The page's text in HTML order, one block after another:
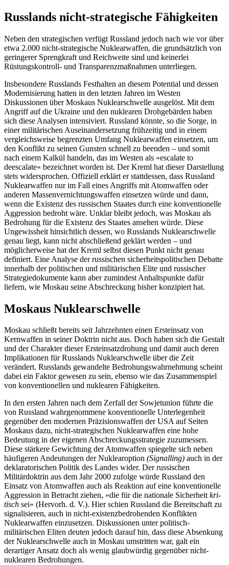
Russlands nicht-strategische Fähigkeiten
Neben den strategischen verfügt Russland jedoch nach wie vor über
etwa 2.000 nicht-strategische Nuklearwaffen, die grundsätzlich von
geringerer Sprengkraft und Reich­weite sind und kei­nerlei
Rüstungskontroll- und Transparenzmaßnahmen unterliegen.
Insbesondere Russlands Festhalten an diesem Potential und dessen
Modernisierung hatten in den letzten Jahren im Wes­ten
Diskussionen über Moskaus Nuklearschwelle ausgelöst. Mit dem
Angriff auf die Ukraine und den nuklearen Drohgebärden haben
sich diese Analysen intensiviert. Russ­land könnte, so die Sorge, in
einer mili­tärischen Auseinandersetzung frühzeitig und in einem
vergleichsweise begrenzten Umfang Nuklearwaffen einsetzen, um
den Konflikt zu seinen Gunsten schnell zu be­enden – und somit
nach einem Kalkül handeln, das im Westen als »escalate to
deescalate« bezeichnet worden ist. Der Kreml hat dieser Darstellung
stets widersprochen. Offiziell erklärt er stattdessen, dass Russland
Nuklearwaffen nur im Fall eines Angriffs mit Atomwaffen oder
ande­ren Massenvernichtungswaffen einsetzen würde und dann,
wenn die Existenz des russischen Staates durch eine konventionelle
Aggression bedroht wäre. Unklar bleibt jedoch, was Moskau als
Bedrohung für die Existenz des Staates ansehen würde. Diese
Ungewissheit hinsichtlich dessen, wo Russ­lands Nuklearschwelle
genau liegt, kann nicht abschließend geklärt werden – und
möglicherweise hat der Kreml selbst diesen Punkt nicht genau
definiert. Eine Analyse der russischen sicherheitspolitischen De­batte
innerhalb der politischen und militä­rischen Elite und russischer
Strategiedoku­mente kann aber zumindest Anhaltspunkte dafür
liefern, wie Moskau seine Abschreckung bisher konzipiert hat.
Moskaus Nuklearschwelle
Moskau schließt bereits seit Jahrzehnten einen Ersteinsatz von
Kernwaffen in seiner Doktrin nicht aus. Doch haben sich die Ge­stalt
und der Charakter dieser Ersteinsatzdrohung und damit auch deren
Implikationen für Russlands Nuklearschwelle über die Zeit
verändert. Russlands gewandelte Be­drohungswahrnehmung scheint
dabei ein Faktor gewesen zu sein, ebenso wie das Zusammenspiel
von konventionellen und nuklearen Fähigkeiten.
In den ersten Jahren nach dem Zerfall der Sowjetunion führte die
von Russland wahrgenommene konventionelle Unter­legenheit
gegenüber den modernen Präzi­sionswaffen der USA auf Seiten
Moskaus dazu, nicht-strategischen Nuklearwaffen eine hohe
Bedeutung in der eigenen Ab­schreckungsstrategie zuzumessen.
Diese stärkere Gewichtung der Atomwaffen spie­gelte sich neben
häufigeren Andeutungen der Nuklearoption (Signalling) auch in der
deklaratorischen Politik des Landes wider. Der russischen
Militärdoktrin aus dem Jahr 2000 zufolge würde Russland den
Einsatz von Atomwaffen auch als Reaktion auf eine konventionelle
Aggression in Betracht ziehen, »die für die nationale Sicherheitkri­
tisch sei« (Hervorh. d. V.). Hier schien Russ­land die Bereitschaft zu
signalisieren, auch in nicht-existenzbedrohenden Konflikten
Nuklearwaffen einzusetzen. Diskussionen unter politisch-
militärischen Eliten deuten jedoch darauf hin, dass diese Absenkung
der Nuklearschwelle auch in Moskau um­stritten war, galt ein
derartiger Ansatz doch als wenig glaubwürdig gegenüber nicht-
nuklearen Bedrohungen.